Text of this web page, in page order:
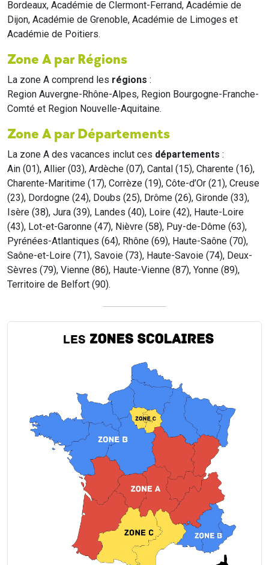
Bordeaux, Académie de Clermont-Ferrand, Académie de
Dijon, Académie de Grenoble, Académie de Limoges et
Académie de Poitiers.
Zone A par Régions
La zone A comprend les régions :
Region Auvergne-Rhône-Alpes, Region Bourgogne-Franche-
Comté et Region Nouvelle-Aquitaine.
Zone A par Départements
La zone A des vacances inclut ces départements :
Ain (01), Allier (03), Ardèche (07), Cantal (15), Charente (16),
Charente-Maritime (17), Corrèze (19), Côte-d’Or (21), Creuse
(23), Dordogne (24), Doubs (25), Drôme (26), Gironde (33),
Isère (38), Jura (39), Landes (40), Loire (42), Haute-Loire
(43), Lot-et-Garonne (47), Nièvre (58), Puy-de-Dôme (63),
Pyrénées-Atlantiques (64), Rhône (69), Haute-Saône (70),
Saône-et-Loire (71), Savoie (73), Haute-Savoie (74), Deux-
Sèvres (79), Vienne (86), Haute-Vienne (87), Yonne (89),
Territoire de Belfort (90).